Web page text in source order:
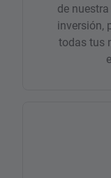
de
inversión,
todas tus